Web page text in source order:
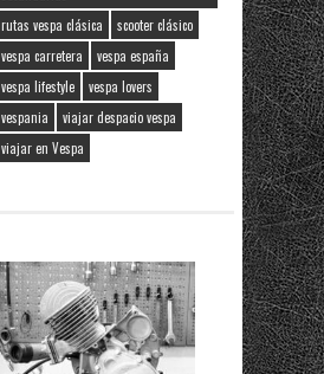
rutas vespa clásica
scooter clásico
vespa carretera
vespa españa
vespa lifestyle
vespa lovers
vespania
viajar despacio vespa
viajar en Vespa